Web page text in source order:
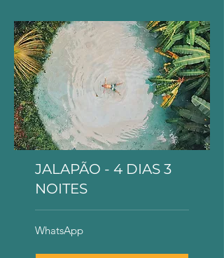
JALAPÃO - 4 DIAS 3
NOITES
WhatsApp
WhatsApp